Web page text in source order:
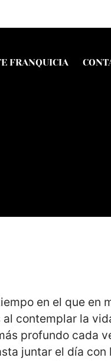
FRANQUICIA
en el que en
contemplar la
profundo cada
juntar el día con